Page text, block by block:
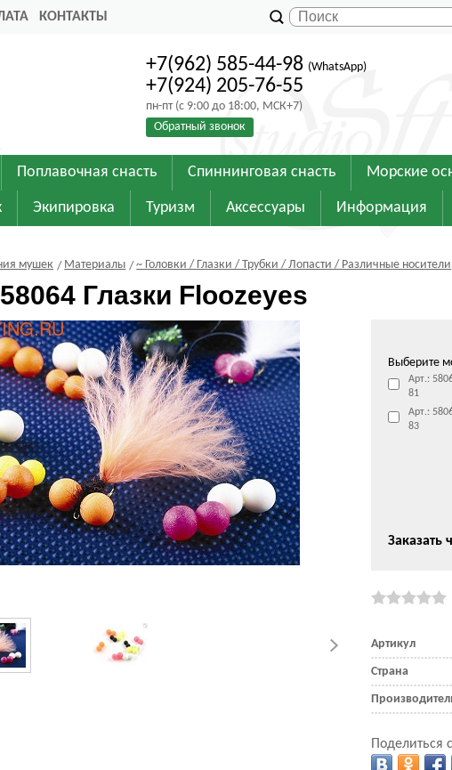
КОНТАКТЫ
+7(962) 585-44-98 (WhatsApp)
+7(924) 205-76-55
пн-пт (с 9:00 до 18:00, МСК+7)
Обратный звонок
Поплавочная снасть Спиннинговая снасть Морские
Экипировка Туризм Аксессуары Информация
мушек Материалы ~ Головки / Глазки / Трубки / Лопасти / Различные носители
Глазки Floozeyes
Выберите
Арт.:
81
Арт.:
83
Заказать
Артикул
Страна
Поделиться